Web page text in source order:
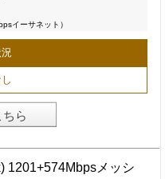
イーサネット）
ら